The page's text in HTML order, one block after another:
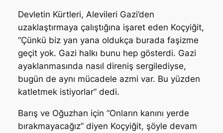
Devletin Kürtleri, Alevileri Gazi’den
uzaklaştırmaya çalıştığına işaret eden Koçyiğit,
“Çünkü biz yan yana oldukça burada faşizme
geçit yok. Gazi halkı bunu hep gösterdi. Gazi
ayaklanmasında nasıl direniş sergilediyse,
bugün de aynı mücadele azmi var. Bu yüzden
katletmek istiyorlar” dedi.
Barış ve Oğuzhan için “Onların kanını yerde
bırakmayacağız” diyen Koçyiğit, şöyle devam